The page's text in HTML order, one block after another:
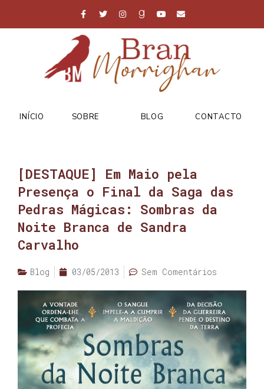
INÍCIO SOBRE BLOG CONTACTO
[DESTAQUE] Em Maio pela
Presença o Final da Saga das
Pedras Mágicas: Sombras da
Noite Branca de Sandra
Carvalho
Blog 03/05/2013 Sem Comentários